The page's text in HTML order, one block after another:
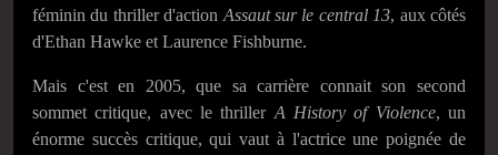
féminin du thriller d'action Assaut sur le central 13, aux côtés
d'Ethan Hawke et Laurence Fishburne.
Mais c'est en 2005, que sa carrière connait son second
sommet critique, avec le thriller A History of Violence, un
énorme succès critique, qui vaut à l'actrice une poignée de